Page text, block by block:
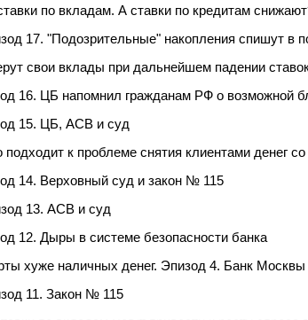
по вкладам. А ставки по кредитам
17. "Подозрительные" накопления спишут в
свои вклады при дальнейшем падении
16. ЦБ напомнил гражданам РФ о возможной
15. ЦБ, АСВ и суд
к проблеме снятия клиентами денег
14. Верховный суд и закон № 115
13. АСВ и суд
12. Дыры в системе безопасности банка
хуже наличных денег. Эпизод 4. Банк Москвы
11. Закон № 115